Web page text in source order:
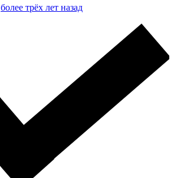
более трёх лет назад